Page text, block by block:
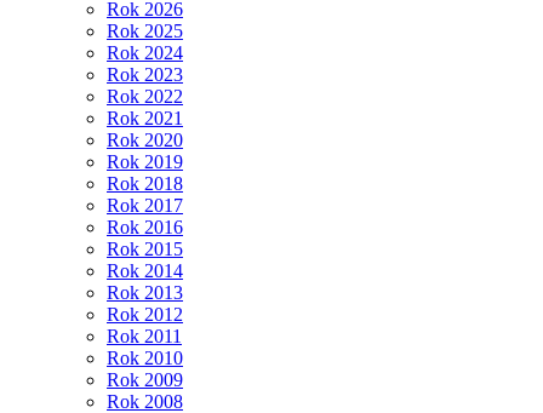
Rok 2026
Rok 2025
Rok 2024
Rok 2023
Rok 2022
Rok 2021
Rok 2020
Rok 2019
Rok 2018
Rok 2017
Rok 2016
Rok 2015
Rok 2014
Rok 2013
Rok 2012
Rok 2011
Rok 2010
Rok 2009
Rok 2008